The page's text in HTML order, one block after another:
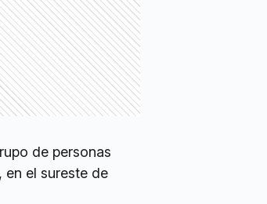
de personas
el sureste de